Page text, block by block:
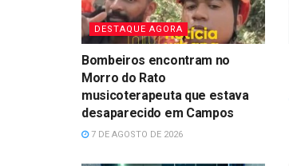
DESTAQUE AGORA
Bombeiros encontram no
Morro do Rato
musicoterapeuta que estava
desaparecido em Campos
7 DE AGOSTO DE 2026